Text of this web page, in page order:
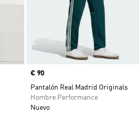
Precio
€ 90
Pantalón Real Madrid Originals
Hombre Performance
Nuevo